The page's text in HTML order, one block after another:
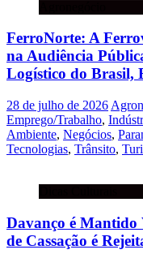
FerroNorte: A
na Audiência
Logístico do Brasil,
28 de julho de 2026
Emprego/Trabalho,
Ambiente, Negócios,
Tecnologias, Trânsito,
Davanço é Mantido
de Cassação é